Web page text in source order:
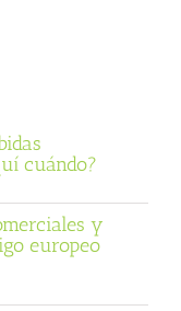
cuándo?
y
europeo